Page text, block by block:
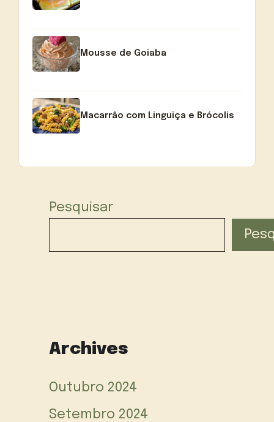
Mousse de Goiaba
Macarrão com Linguiça e Brócolis
Pesquisar
Archives
Outubro 2024
Setembro 2024